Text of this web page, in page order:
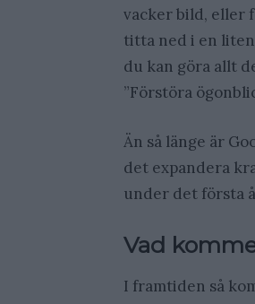
vacker bild, eller
titta ned i en
du kan göra allt
”Förstöra
Än så länge är
det expandera
under det första
Vad
I framtiden så